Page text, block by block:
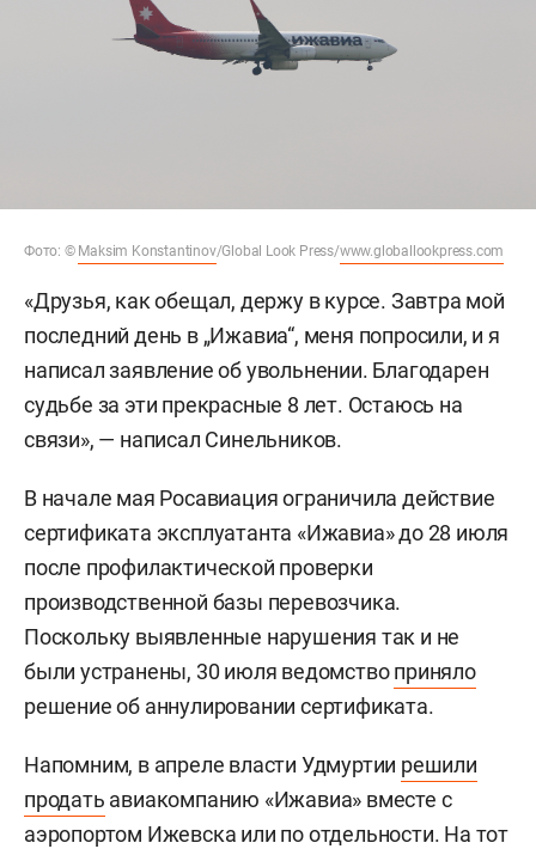
Фото: © Maksim Konstantinov/Global Look Press/www.globallookpress.com
«Друзья, как обещал, держу в курсе. Завтра мой
последний день в „Ижавиа“, меня попросили, и я
написал заявление об увольнении. Благодарен
судьбе за эти прекрасные 8 лет. Остаюсь на
связи», — написал Синельников.
В начале мая Росавиация ограничила действие
сертификата эксплуатанта «Ижавиа» до 28 июля
после профилактической проверки
производственной базы перевозчика.
Поскольку выявленные нарушения так и не
были устранены, 30 июля ведомствоприняло
решение об аннулировании сертификата.
Напомним, в апреле власти Удмуртии решили
продать авиакомпанию «Ижавиа» вместе с
аэропортом Ижевска или по отдельности. На тот